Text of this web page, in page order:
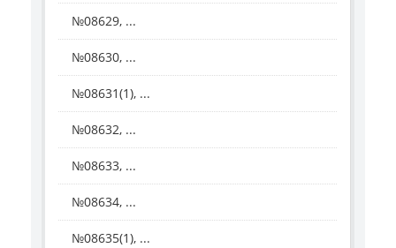
№08629, ...
№08630, ...
№08631(1), ...
№08632, ...
№08633, ...
№08634, ...
№08635(1), ...